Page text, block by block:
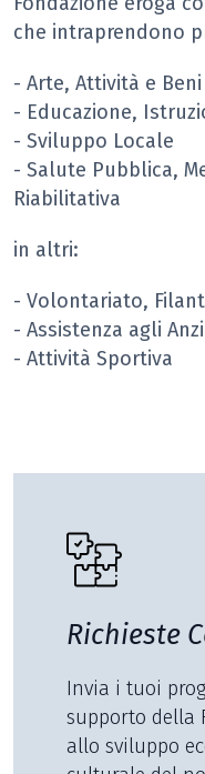
che intraprendono
- Arte, Attività e
- Educazione,
- Sviluppo Locale
- Salute Pubblica,
Riabilitativa
in altri:
- Volontariato,
- Assistenza agli
- Attività Sportiva
Richieste
Invia i tuoi
supporto della
allo sviluppo